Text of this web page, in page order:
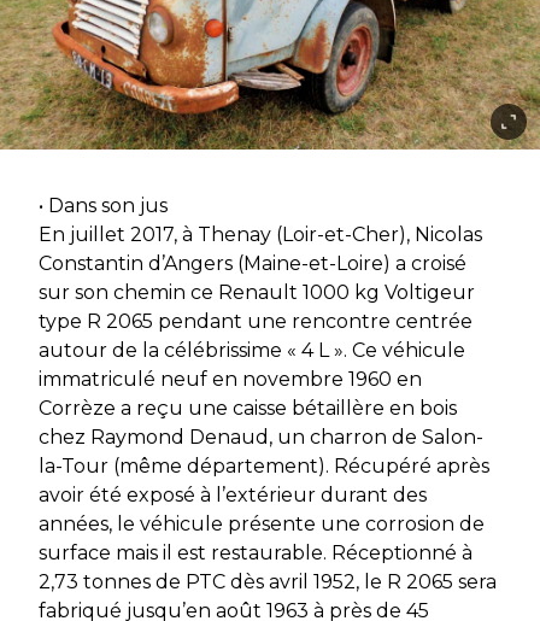
• Dans son jus
En juillet 2017, à Thenay (Loir-et-Cher), Nicolas
Constantin d’Angers (Maine-et-Loire) a croisé
sur son chemin ce Renault 1000 kg Voltigeur
type R 2065 pendant une rencontre centrée
autour de la célébrissime « 4 L ». Ce véhicule
immatriculé neuf en novembre 1960 en
Corrèze a reçu une caisse bétaillère en bois
chez Raymond Denaud, un charron de Salon-
la-Tour (même département). Récupéré après
avoir été exposé à l’extérieur durant des
années, le véhicule présente une corrosion de
surface mais il est restaurable. Réceptionné à
2,73 tonnes de PTC dès avril 1952, le R 2065 sera
fabriqué jusqu’en août 1963 à près de 45